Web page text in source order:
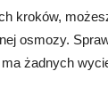
kroków,
osmozy.
żadnych